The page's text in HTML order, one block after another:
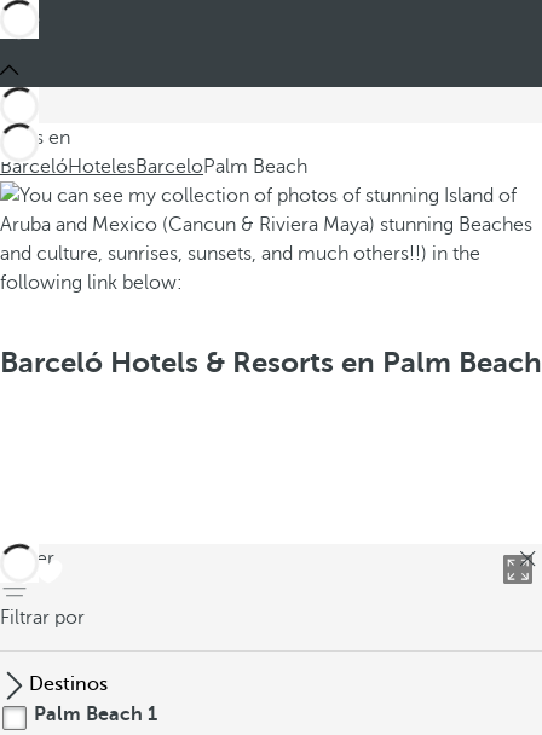
Estás en
BarcelóHotelesBarceloPalm Beach
Barceló Hotels & Resorts en Palm Beach
volver
Filtrar por
Destinos
Palm Beach 1